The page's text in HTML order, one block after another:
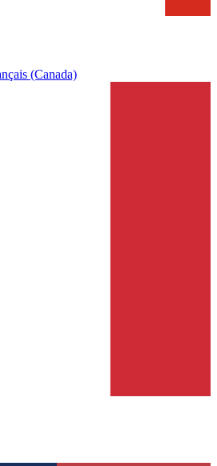
(Canada)